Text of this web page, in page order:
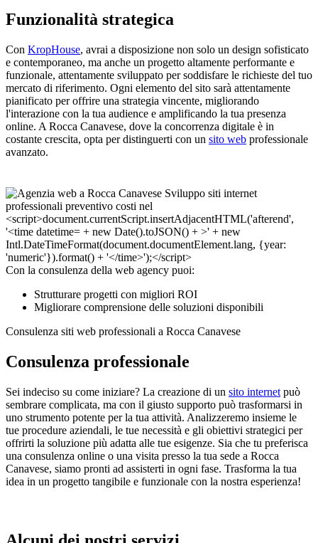
Funzionalità strategica
Con KropHouse, avrai a disposizione non solo un design sofisticato
e contemporaneo, ma anche un progetto altamente performante e
funzionale, attentamente sviluppato per soddisfare le richieste del tuo
mercato di riferimento. Ogni elemento del sito sarà attentamente
pianificato per offrire una strategia vincente, migliorando
l'interazione con la tua audience e amplificando la tua presenza
online. A Rocca Canavese, dove la concorrenza digitale è in
costante crescita, opta per distinguerti con un sito web professionale
avanzato.
Con la consulenza della web agency puoi:
Strutturare progetti con migliori ROI
Migliorare comprensione delle soluzioni disponibili
Consulenza siti web professionali a Rocca Canavese
Consulenza professionale
Sei indeciso su come iniziare? La creazione di un sito internet può
sembrare complicata, ma con il giusto supporto può trasformarsi in
uno strumento potente per la tua attività. Analizzeremo insieme le
tue procedure aziendali, le tue necessità e gli obiettivi strategici per
offrirti la soluzione più adatta alle tue esigenze. Sia che tu preferisca
una consulenza online o una visita presso la tua sede a Rocca
Canavese, siamo pronti ad assisterti in ogni fase. Trasforma la tua
idea in un progetto tangibile e funzionale con la nostra esperienza!